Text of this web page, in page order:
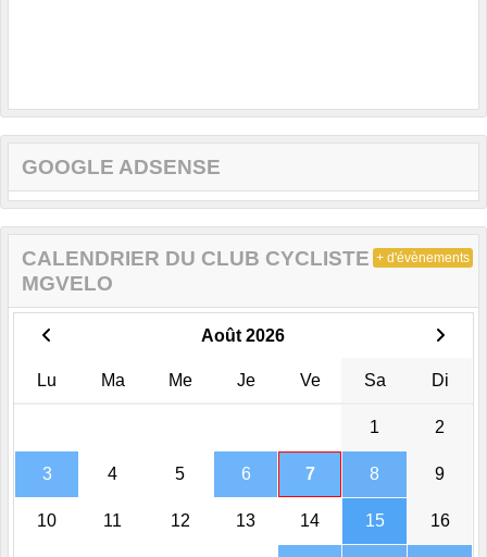
GOOGLE ADSENSE
CALENDRIER DU CLUB CYCLISTE DE
MGVELO
Août 2026
Lu Ma Me Je Ve Sa Di
1 2
3 4 5 6 7 8 9
10 11 12 13 14 15 16
+ d'évènements